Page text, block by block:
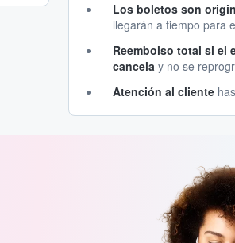
Los boletos son
llegarán a tiempo para
Reembolso total si el
cancela y no se
Atención al cliente